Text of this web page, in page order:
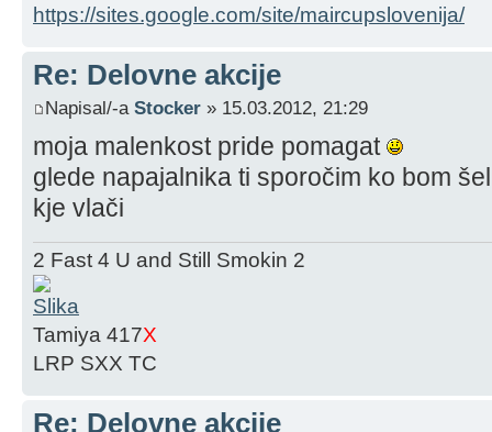
https://sites.google.com/site/maircupslovenija/
Re: Delovne akcije
Napisal/-a Stocker » 15.03.2012, 21:29
moja malenkost pride pomagat
glede napajalnika ti sporočim ko bom
kje vlači
2 Fast 4 U and Still Smokin 2
Tamiya 417X
LRP SXX TC
Re: Delovne akcije